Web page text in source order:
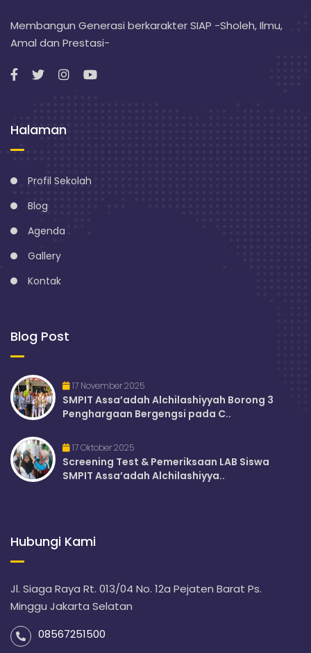
Membangun Generasi berkarakter SIAP -Sholeh, Ilmu,
Amal dan Prestasi-
Halaman
Profil Sekolah
Blog
Agenda
Gallery
Kontak
Blog Post
17 November 2025
SMPIT Assa’adah Alchilashiyyah Borong 3
Penghargaan Bergengsi pada C..
17 Oktober 2025
Screening Test & Pemeriksaan LAB Siswa
SMPIT Assa’adah Alchilashiyya..
Hubungi Kami
Jl. Siaga Raya Rt. 013/04 No. 12a Pejaten Barat Ps.
Minggu Jakarta Selatan
08567251500